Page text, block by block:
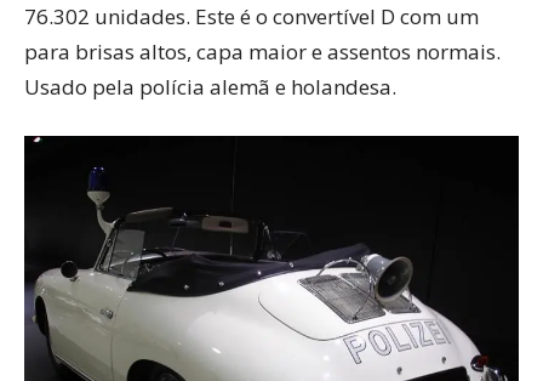
76.302 unidades. Este é o convertível D com um
para brisas altos, capa maior e assentos normais.
Usado pela polícia alemã e holandesa.